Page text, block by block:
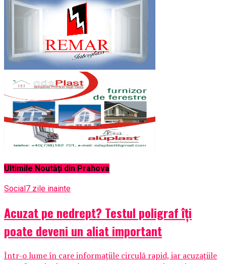
Ultimile Noutăți din Prahova
Social 7 zile inainte
Acuzat pe nedrept? Testul poligraf îţi
poate deveni un aliat important
Într-o lume în care informațiile circulă rapid, iar acuzațiile